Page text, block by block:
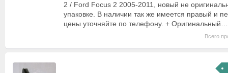
2 / Ford Focus 2 2005-2011, новый не
упаковке. В наличии так же имеется правый и
цены уточняйте по телефону. + Оригинальный…
Всего